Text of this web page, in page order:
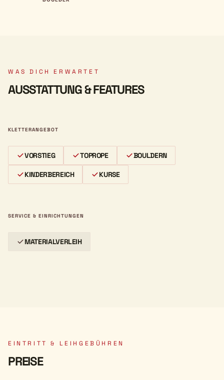
WAS DICH ERWARTET
AUSSTATTUNG & FEATURES
KLETTERANGEBOT
VORSTIEG TOPROPE BOULDERN
KINDERBEREICH KURSE
SERVICE & EINRICHTUNGEN
MATERIALVERLEIH
EINTRITT & LEIHGEBÜHREN
PREISE